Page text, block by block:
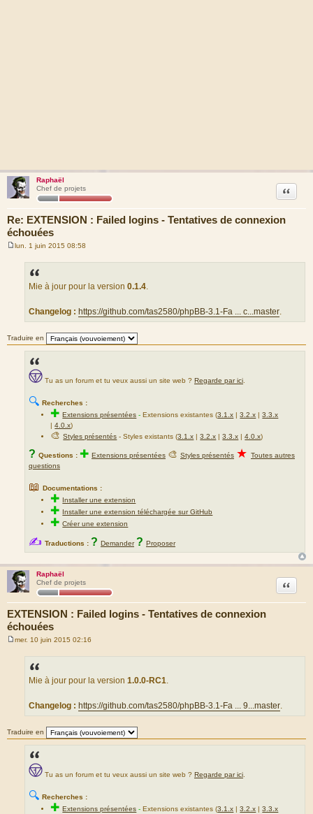
Raphaël
Chef de projets
Re: EXTENSION : Failed logins - Tentatives de connexion
échouées
Citation
lun. 1 juin 2015 08:58
Mie à jour pour la version 0.1.4.
Changelog : https://github.com/tas2580/phpBB-3.1-Fa ... c...master.
Traduire en
Tu as un forum et tu veux aussi un site web ? Regarde par ici
🔍 Recherches :
✚Extensions présentées -Extensions existantes (3.1.x |3.2.x |3.3.x
|4.0.x)
🎨Styles présentés - Styles existants (3.1.x |3.2.x |3.3.x |4.0.x)
? Questions : ✚ Extensions présentées 🎨 Styles présentés ★ Toutes autres
questions
📖 Documentations :
✚ Installer une extension
✚ Installer une extension téléchargée sur GitHub
✚Créer une extension
✍ Traductions : ? Demander ? Proposer
Raphaël
Chef de projets
EXTENSION : Failed logins - Tentatives de connexion
échouées
Citation
mer. 10 juin 2015 02:16
Mie à jour pour la version 1.0.0-RC1.
Changelog : https://github.com/tas2580/phpBB-3.1-Fa ... 9...master.
Traduire en
Tu as un forum et tu veux aussi un site web ? Regarde par ici
🔍 Recherches :
✚Extensions présentées -Extensions existantes (3.1.x |3.2.x |3.3.x